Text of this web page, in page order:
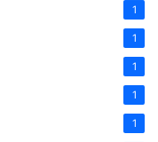
1
1
1
1
1